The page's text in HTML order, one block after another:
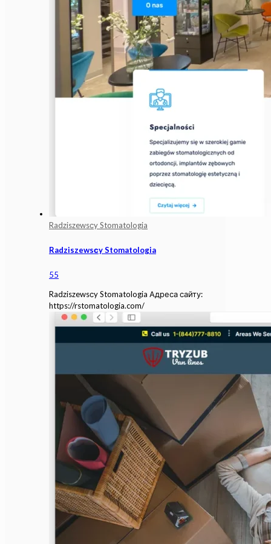
Radziszewsсy Stomatologia
Radziszewsсy Stomatologia
55
Radziszewsсy Stomatologia Адреса сайту:
https://rstomatologia.com/